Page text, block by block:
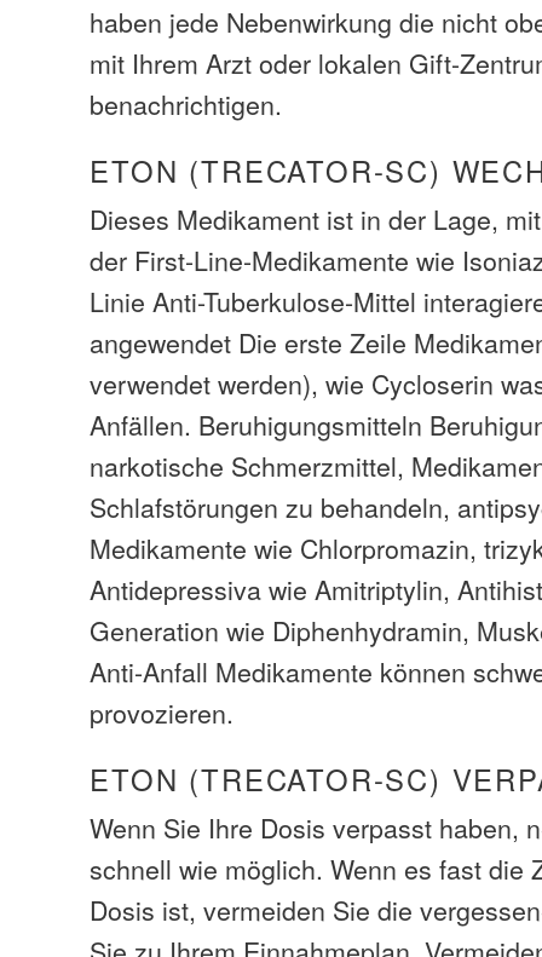
haben jede Nebenwirkung die nicht
mit Ihrem Arzt oder lokalen Gift-
benachrichtigen.
ETON (TRECATOR-SC)
Dieses Medikament ist in der Lage,
der First-Line-Medikamente wie
Linie Anti-Tuberkulose-Mittel
angewendet Die erste Zeile
verwendet werden), wie Cycloserin
Anfällen. Beruhigungsmitteln
narkotische Schmerzmittel,
Schlafstörungen zu behandeln,
Medikamente wie Chlorpromazin,
Antidepressiva wie Amitriptylin,
Generation wie Diphenhydramin,
Anti-Anfall Medikamente können
provozieren.
ETON (TRECATOR-SC)
Wenn Sie Ihre Dosis verpasst haben,
schnell wie möglich. Wenn es fast die
Dosis ist, vermeiden Sie die